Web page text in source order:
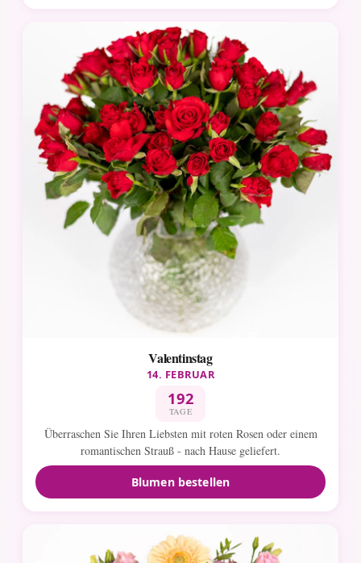
Valentinstag
14. FEBRUAR
192
TAGE
Überraschen Sie Ihren Liebsten mit roten Rosen oder einem
romantischen Strauß - nach Hause geliefert.
Blumen bestellen